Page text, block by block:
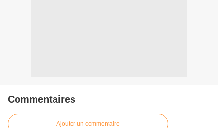
Commentaires
Ajouter un commentaire